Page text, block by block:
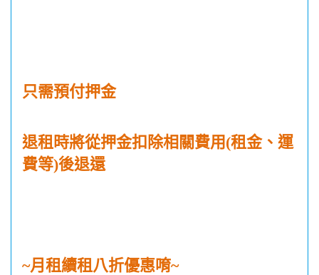
只需預付押金
退租時將從押金扣除相關費用 (租金、運
費等)後退還
~月租續租八折優惠唷~